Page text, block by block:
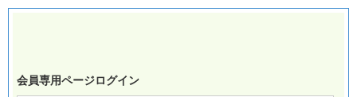
会員専用ページログイン